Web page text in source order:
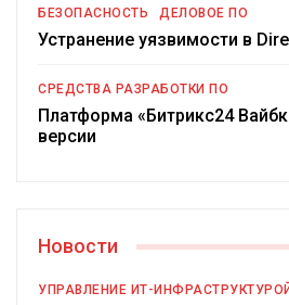
БЕЗОПАСНОСТЬ ДЕЛОВОЕ ПО
Устранение уязвимости в
СРЕДСТВА РАЗРАБОТКИ ПО
Платформа «Битрикс24
версии
Новости
УПРАВЛЕНИЕ ИТ-ИНФРАСТРУКТУРОЙ